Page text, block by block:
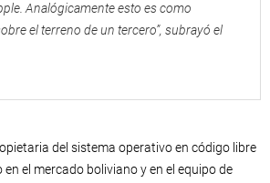
Analógicamente esto es como
el terreno de un tercero”, subrayó el
del sistema operativo en código libre
el mercado boliviano y en el equipo de